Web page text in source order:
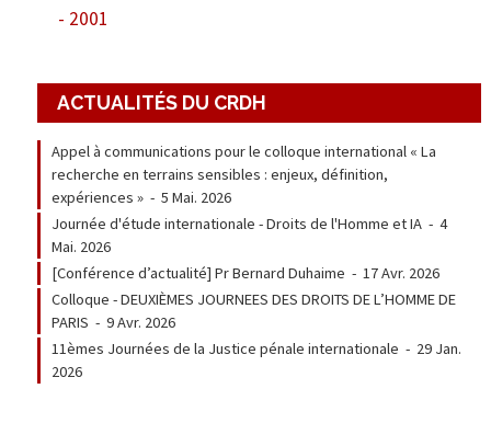
- 2001
ACTUALITÉS DU CRDH
Appel à communications pour le colloque international « La
recherche en terrains sensibles : enjeux, définition,
expériences »- 5 Mai. 2026
Journée d'étude internationale - Droits de l'Homme et IA- 4
Mai. 2026
[Conférence d’actualité] Pr Bernard Duhaime - 17 Avr. 2026
Colloque - DEUXIÈMES JOURNEES DES DROITS DE L’HOMME DE
PARIS - 9 Avr. 2026
11èmes Journées de la Justice pénale internationale - 29 Jan.
2026